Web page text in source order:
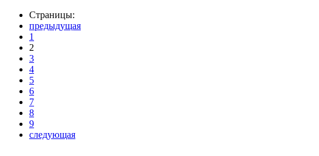
Страницы:
предыдущая
1
2
3
4
5
6
7
8
9
следующая